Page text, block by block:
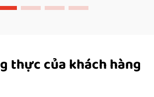
thực của khách hàng